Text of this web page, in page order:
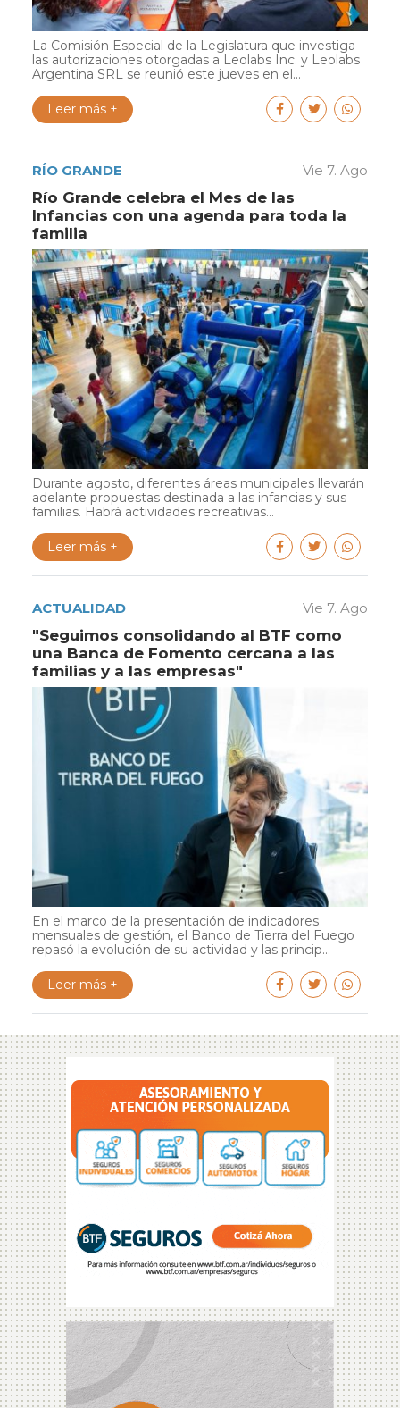
La Comisión Especial de la Legislatura que investiga
las autorizaciones otorgadas a Leolabs Inc. y Leolabs
Argentina SRL se reunió este jueves en el...
Leer más +
RÍO GRANDE Vie 7. Ago
Río Grande celebra el Mes de las
Infancias con una agenda para toda la
familia
Durante agosto, diferentes áreas municipales llevarán
adelante propuestas destinada a las infancias y sus
familias. Habrá actividades recreativas...
Leer más +
ACTUALIDAD Vie 7. Ago
"Seguimos consolidando al BTF como
una Banca de Fomento cercana a las
familias y a las empresas"
En el marco de la presentación de indicadores
mensuales de gestión, el Banco de Tierra del Fuego
repasó la evolución de su actividad y las princip...
Leer más +